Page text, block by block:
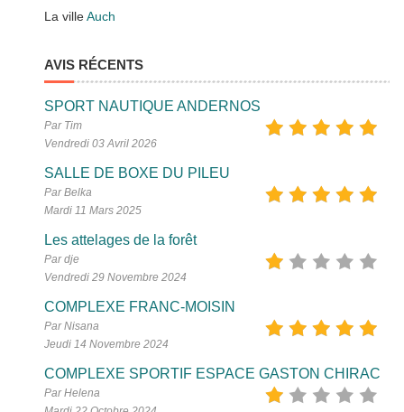
La villeAuch
AVIS RÉCENTS
SPORT NAUTIQUE ANDERNOS
Par Tim
Vendredi 03 Avril 2026
SALLE DE BOXE DU PILEU
Par Belka
Mardi 11 Mars 2025
Les attelages de la forêt
Par dje
Vendredi 29 Novembre 2024
COMPLEXE FRANC-MOISIN
Par Nisana
Jeudi 14 Novembre 2024
COMPLEXE SPORTIF ESPACE GASTON CHIRAC
Par Helena